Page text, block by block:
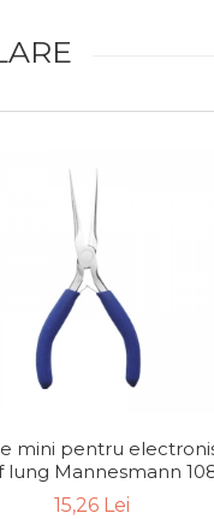
mini pentru
lung Mannesmann
145 mm
15,26 Lei